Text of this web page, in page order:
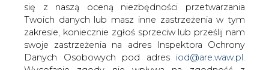
się z naszą oceną niezbędności przetwarzania
Twoich danych lub masz inne zastrzeżenia w tym
zakresie, koniecznie zgłoś sprzeciw lub prześlij nam
swoje zastrzeżenia na adres Inspektora Ochrony
Danych Osobowych pod adres iod@are.waw.pl
- Szacujemy, że w lipcu wyprodukujemy o 10 proc. więcej
energii niż rok temu o tej samej porze. Na szczęście w
PKE udaje nam się unikać awarii i odpowiadamy na
rosnące zapotrzebowanie rynku – powiedział prezes Jan
Kurp.